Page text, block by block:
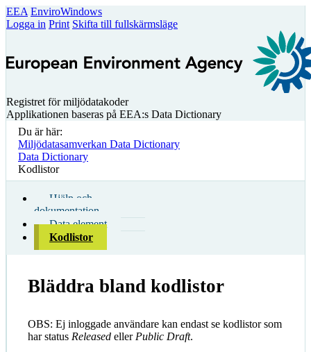
EEA EnviroWindows
Logga in Print Skifta till fullskärmsläge
Registret för miljödatakoder
Applikationen baseras på EEA:s Data Dictionary
Du är här:
Miljödatasamverkan Data Dictionary
Data Dictionary
Kodlistor
Hjälp och
dokumentation
Data element
Kodlistor
Bläddra bland kodlistor
OBS: Ej inloggade användare kan endast se kodlistor som
har status Released eller Public Draft.